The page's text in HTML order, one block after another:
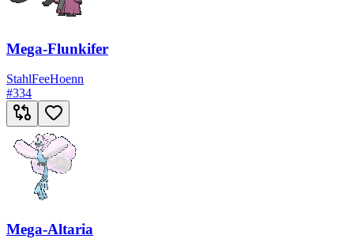
Mega-Flunkifer
StahlFeeHoenn
#334
Mega-Altaria